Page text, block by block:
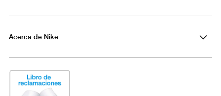
Acerca de Nike